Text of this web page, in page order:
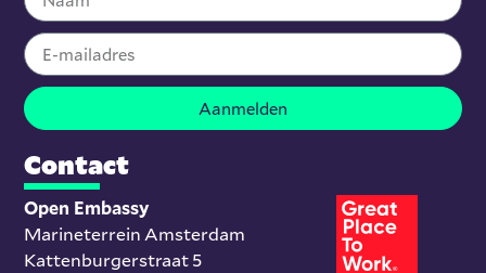
Aanmelden
Contact
Open Embassy
Marineterrein Amsterdam
Kattenburgerstraat 5